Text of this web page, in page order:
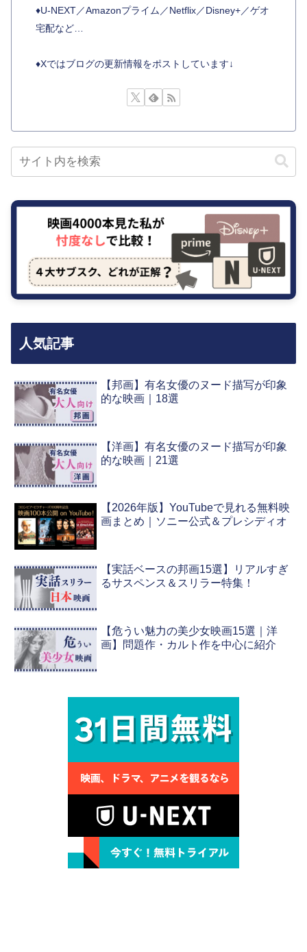
♦︎U-NEXT／Amazonプライム／Netflix／Disney+／ゲオ
宅配など…
♦︎Xではブログの更新情報をポストしています↓
人気記事
【邦画】有名女優のヌード描写が印象
的な映画｜18選
【洋画】有名女優のヌード描写が印象
的な映画｜21選
【2026年版】YouTubeで見れる無料映
画まとめ｜ソニー公式＆プレシディオ
【実話ベースの邦画15選】リアルすぎ
るサスペンス＆スリラー特集！
【危うい魅力の美少女映画15選｜洋
画】問題作・カルト作を中心に紹介